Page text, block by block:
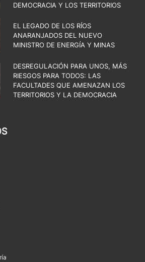
DEMOCRACIA Y LOS TERRITORIOS
EL LEGADO DE LOS RÍOS
ANARANJADOS DEL NUEVO
MINISTRO DE ENERGÍA Y MINAS
DESREGULACIÓN PARA UNOS, MÁS
RIESGOS PARA TODOS: LAS
FACULTADES QUE AMENAZAN LOS
TERRITORIOS Y LA DEMOCRACIA